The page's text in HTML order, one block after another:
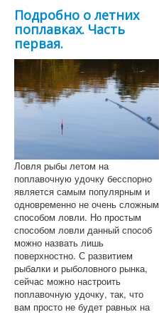
Подробно о летних
поплавках. Часть
первая.
Ловля рыбы летом на
поплавочную удочку бесспорно
является самым популярным и
одновременно не очень сложным
способом ловли. Но простым
способом ловли данный способ
можно назвать лишь
поверхностно. С развитием
рыбалки и рыболовного рынка,
сейчас можно настроить
поплавочную удочку, так, что
вам просто не будет равных на